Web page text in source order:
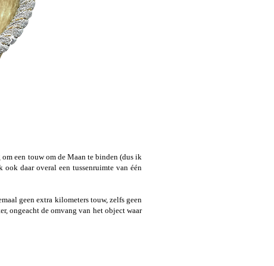
een touw om de Maan te binden (dus ik
daar overal een tussenruimte van één
geen extra kilometers touw, zelfs geen
ongeacht de omvang van het object waar